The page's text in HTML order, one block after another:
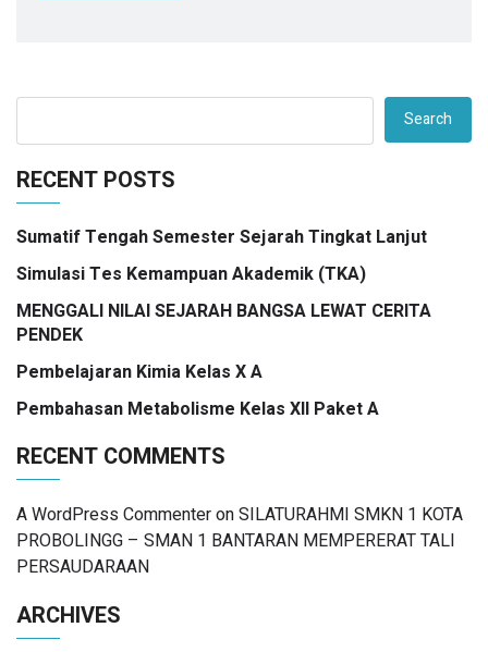
Search
RECENT POSTS
Sumatif Tengah Semester Sejarah Tingkat Lanjut
Simulasi Tes Kemampuan Akademik (TKA)
MENGGALI NILAI SEJARAH BANGSA LEWAT CERITA
PENDEK
Pembelajaran Kimia Kelas X A
Pembahasan Metabolisme Kelas XII Paket A
RECENT COMMENTS
A WordPress CommenteronSILATURAHMI SMKN 1 KOTA
PROBOLINGG – SMAN 1 BANTARAN MEMPERERAT TALI
PERSAUDARAAN
ARCHIVES